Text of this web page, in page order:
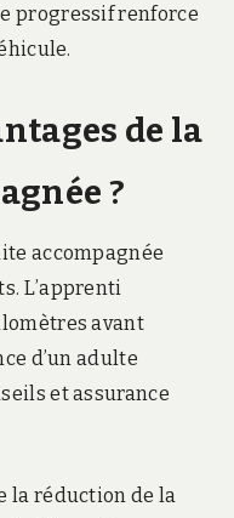
progressif renforce
de la
?
accompagnée
L’apprenti
avant
d’un adulte
et assurance
la réduction de la